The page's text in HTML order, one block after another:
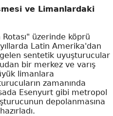
ve Limanlardaki
üzerinde köprü
Latin Amerika'dan
sentetik uyuşturucular
bir merkez ve varış
limanlara
zamanında
Esenyurt gibi metropol
depolanmasına